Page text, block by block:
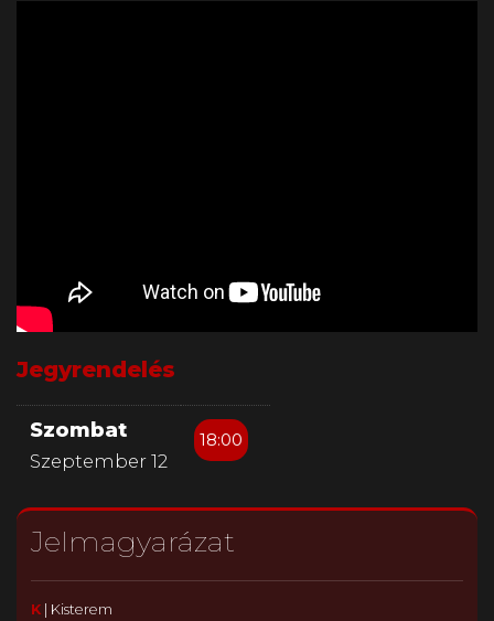
Jegyrendelés
Szombat
Szeptember 12
18:00
Jelmagyarázat
K| Kisterem